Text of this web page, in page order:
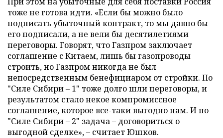
тоже не готова идти. «Если бы можно было
подписать убыточный контракт, то мы давно бы
его подписали, а не вели бы десятилетиями
переговоры. Говорят, что Газпром заключает
соглашение с Китаем, лишь бы газопроводы
строить, но Газпром никогда не был
непосредственным бенефициаром от стройки. По
"Силе Сибири – 1" тоже долго шли переговоры, и
результатом стало некое компромиссное
соглашение, которое все-таки выгодно нам. И по
"Силе Сибири – 2" задача – договориться о
выгодной сделке», – считает Юшков.